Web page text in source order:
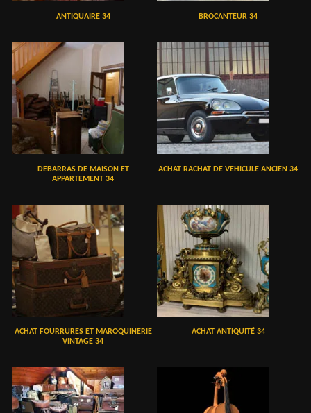
ANTIQUAIRE 34 BROCANTEUR 34
DEBARRAS DE MAISON ET
APPARTEMENT 34
ACHAT RACHAT DE VEHICULE ANCIEN 34
ACHAT FOURRURES ET MAROQUINERIE
VINTAGE 34
ACHAT ANTIQUITÉ 34